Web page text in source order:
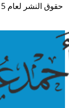
© حقوق النشر لعام 2015 | جميع الحقوق محفوظة | تطوير